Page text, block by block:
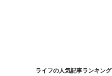
ライフの人気記事ランキング